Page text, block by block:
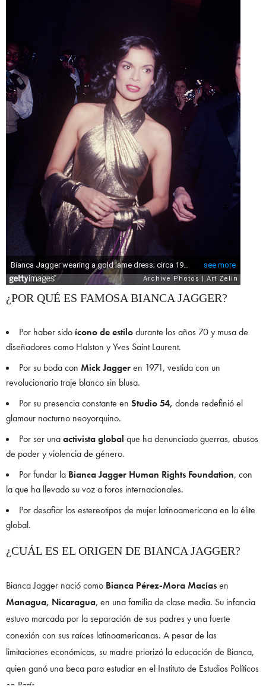
¿POR QUÉ ES FAMOSA BIANCA JAGGER?
Por haber sido ícono de estilodurante los años 70 y musa de
diseñadores como Halston y Yves Saint Laurent.
Por su boda con Mick Jaggeren 1971, vestida con un
revolucionario traje blanco sin blusa.
Por su presencia constante en Studio 54, donde redefinió el
glamour nocturno neoyorquino.
Por ser unaactivista global que ha denunciado guerras, abusos
de poder y violencia de género.
Por fundar la Bianca Jagger Human Rights Foundation, con
la que ha llevado su voz a foros internacionales.
Por desafiar los estereotipos de mujer latinoamericana en la élite
global.
¿CUÁL ES EL ORIGEN DE BIANCA JAGGER?
Bianca Jagger nació como Bianca Pérez-Mora Macíasen
Managua, Nicaragua, en una familia de clase media. Su infancia
estuvo marcada por la separación de sus padres y una fuerte
conexión con sus raíces latinoamericanas. A pesar de las
limitaciones económicas, su madre priorizó la educación de Bianca,
quien ganó una beca para estudiar en el Instituto de Estudios Políticos
en París.